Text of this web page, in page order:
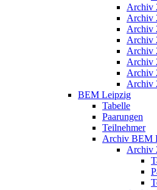
Archiv
Archiv
Archiv
Archiv
Archiv
Archiv
Archiv
Archiv
BEM Leipzig
Tabelle
Paarungen
Teilnehmer
Archiv BEM
Archiv